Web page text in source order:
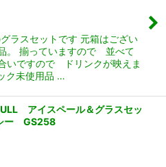
ラスセットです 元箱はござい
。 揃っていますので 並べて
いですので ドリンクが映えま
ク未使用品 …
アイスペール＆グラスセッ
ー GS258